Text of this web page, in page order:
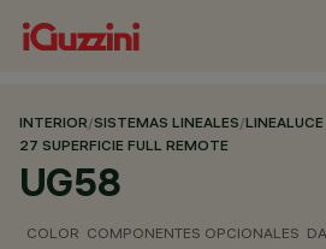
INTERIOR/SISTEMAS LINEALES/
27 SUPERFICIE FULL REMOTE
UG58
COLOR COMPONENTES OPCIONALES